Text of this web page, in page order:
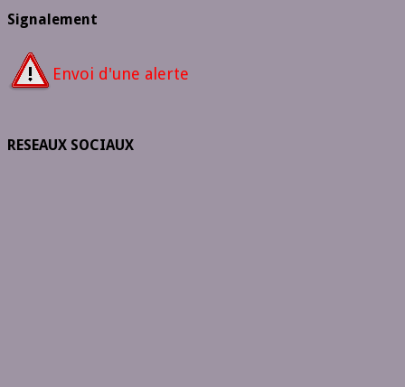
Signalement
Envoi d'une alerte
RESEAUX SOCIAUX